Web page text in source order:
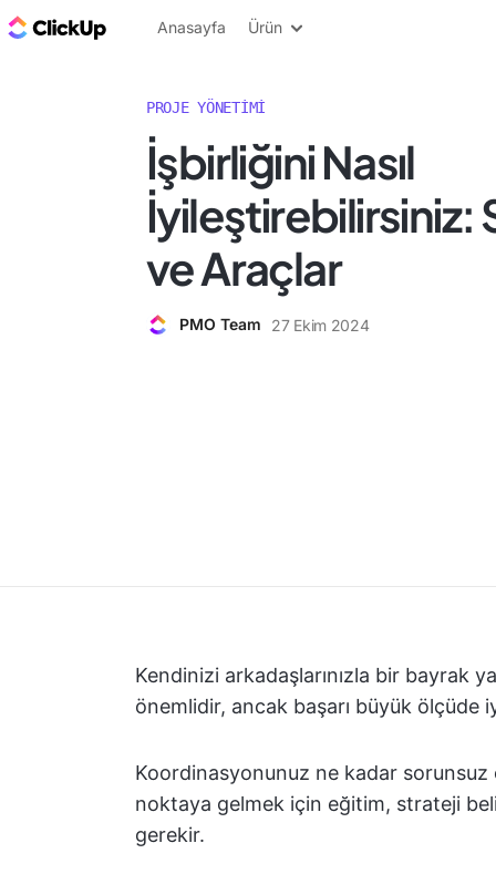
ClickUp Blog
Anasayfa Ürün
PROJE YÖNETIMI
İşbirliğini Nasıl
İyileştirebilirsiniz:
ve Araçlar
PMO Team 27 Ekim 2024
Kendinizi arkadaşlarınızla bir bayrak
önemlidir, ancak başarı büyük ölçüde
Koordinasyonunuz ne kadar sorunsuz
noktaya gelmek için eğitim, strateji
gerekir.